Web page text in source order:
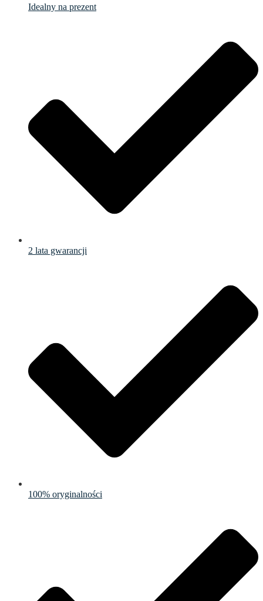
Idealny na prezent
2 lata gwarancji
100% oryginalności